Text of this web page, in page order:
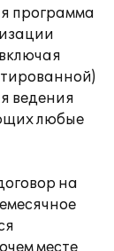
программа
ведения
любые
на
месте